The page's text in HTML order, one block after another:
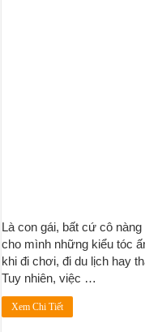
Là con gái, bất cứ cô
cho mình những kiểu tóc
khi đi chơi, đi du lịch hay
Tuy nhiên, việc …
Xem Chi Tiết